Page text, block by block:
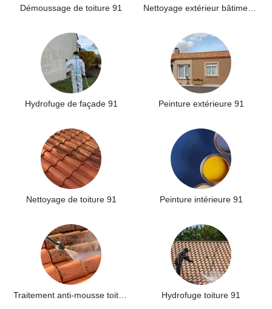
Démoussage de toiture 91
Hydrofuge de façade 91 Peinture extérieure 91
Nettoyage de toiture 91 Peinture intérieure 91
Hydrofuge toiture 91